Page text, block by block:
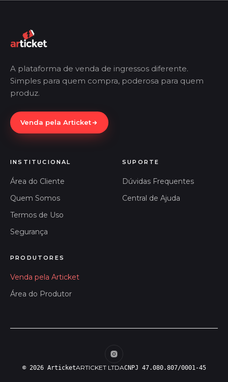
A plataforma de venda de ingressos diferente.
Simples para quem compra, poderosa para quem
produz.
Venda pela Articket
INSTITUCIONAL
Área do Cliente
Quem Somos
Termos de Uso
Segurança
SUPORTE
Dúvidas Frequentes
Central de Ajuda
PRODUTORES
Venda pela Articket
Área do Produtor
© 2026 ArticketARTICKET LTDACNPJ 47.080.807/0001-45